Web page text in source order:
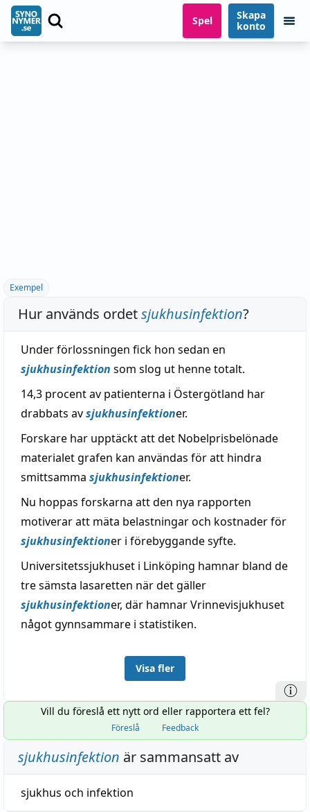
Spel
Skapa
konto
Exempel
Hur används ordetsjukhusinfektion?
Under förlossningen fick hon sedan en
sjukhusinfektion som slog ut henne totalt.
14,3 procent av patienterna i Östergötland har
drabbats avsjukhusinfektioner.
Forskare har upptäckt att det Nobelprisbelönade
materialet grafen kan användas för att hindra
smittsamma sjukhusinfektioner.
Nu hoppas forskarna att den nya rapporten
motiverar att mäta belastningar och kostnader för
sjukhusinfektioner i förebyggande syfte.
Universitetssjukhuset i Linköping hamnar bland de
tre sämsta lasaretten när det gäller
sjukhusinfektioner, där hamnar Vrinnevisjukhuset
något gynnsammare i statistiken.
Visa fler
Vill du föreslå ett nytt ord eller rapportera ett fel?
Föreslå Feedback
sjukhusinfektion är sammansatt av
sjukhus och infektion